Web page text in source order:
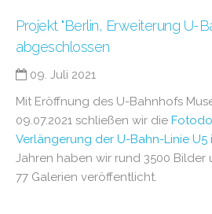
Projekt "Berlin, Erweiterung U-
abgeschlossen
09. Juli 2021
Mit Eröffnung des U-Bahnhofs
09.07.2021 schließen wir die
Verlängerung der U-Bahn-Linie U5
Jahren haben wir rund 3500 Bilder
77 Galerien veröffentlicht.